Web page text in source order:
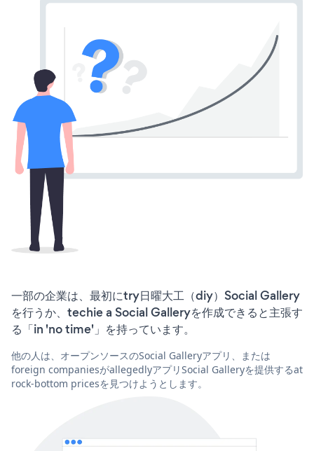
一部の企業は、最初にtry日曜大工（diy）Social Gallery
を行うか、techie a Social Galleryを作成できると主張す
る「in 'no time'」を持っています。
他の人は、オープンソースのSocial Galleryアプリ、または
foreign companiesがallegedlyアプリSocial Galleryを提供するat
rock-bottom pricesを見つけようとします。